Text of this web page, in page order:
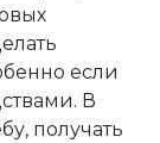
если
В
получать